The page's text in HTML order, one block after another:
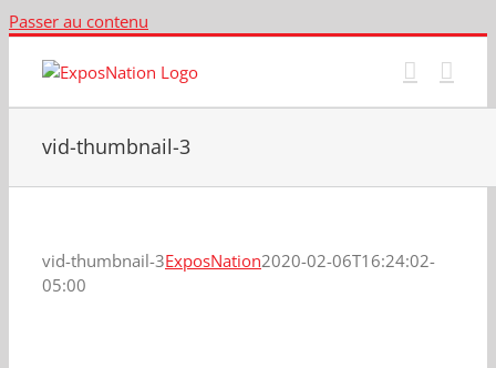
Passer au contenu
vid-thumbnail-3
vid-thumbnail-3ExposNation2020-02-06T16:24:02-
05:00